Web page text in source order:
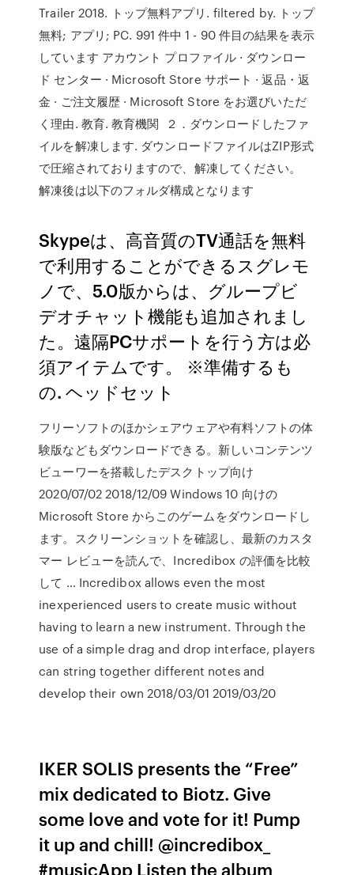
Trailer 2018. トップ無料アプリ. filtered by. トップ
無料; アプリ; PC. 991 件中 1 - 90 件目の結果を表示
しています アカウント プロファイル · ダウンロー
ド センター · Microsoft Store サポート · 返品・返
金 · ご注文履歴 · Microsoft Store をお選びいただ
く理由. 教育. 教育機関 ２．ダウンロードしたファ
イルを解凍します. ダウンロードファイルはZIP形式
で圧縮されておりますので、解凍してください。
解凍後は以下のフォルダ構成となります
Skypeは、高音質のTV通話を無料
で利用することができるスグレモ
ノで、5.0版からは、グループビ
デオチャット機能も追加されまし
た。遠隔PCサポートを行う方は必
須アイテムです。 ※準備するも
の. ヘッドセット
フリーソフトのほかシェアウェアや有料ソフトの体
験版などもダウンロードできる。新しいコンテンツ
ビューワーを搭載したデスクトップ向け
2020/07/02 2018/12/09 Windows 10 向けの
Microsoft Store からこのゲームをダウンロードし
ます。スクリーンショットを確認し、最新のカスタ
マー レビューを読んで、Incredibox の評価を比較
して … Incredibox allows even the most
inexperienced users to create music without
having to learn a new instrument. Through the
use of a simple drag and drop interface, players
can string together different notes and
develop their own 2018/03/01 2019/03/20
IKER SOLIS presents the “Free”
mix dedicated to Biotz. Give
some love and vote for it! Pump
it up and chill! @incredibox_
#musicApp Listen the album